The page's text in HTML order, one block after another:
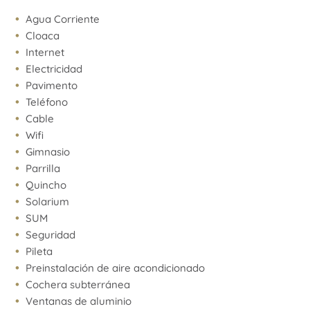
Agua Corriente
Cloaca
Internet
Electricidad
Pavimento
Teléfono
Cable
Wifi
Gimnasio
Parrilla
Quincho
Solarium
SUM
Seguridad
Pileta
Preinstalación de aire acondicionado
Cochera subterránea
Ventanas de aluminio